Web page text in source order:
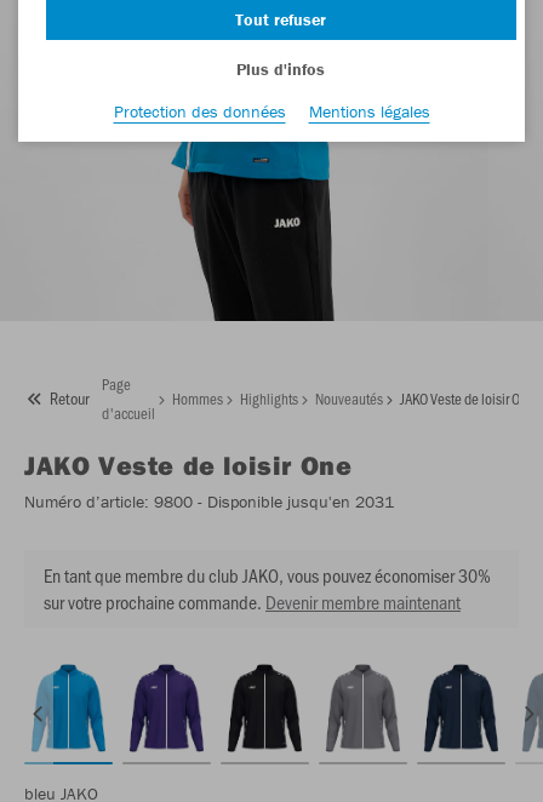
Retour
Page
d'accueil
Hommes Highlights Nouveautés JAKO Veste de loisir One
JAKO Veste de loisir One
Numéro d’article: 9800 - Disponible jusqu'en 2031
En tant que membre du club JAKO, vous pouvez économiser 30%
sur votre prochaine commande. Devenir membre maintenant
bleu JAKO
Tout refuser
Plus d'infos
Protection des données
Mentions légales